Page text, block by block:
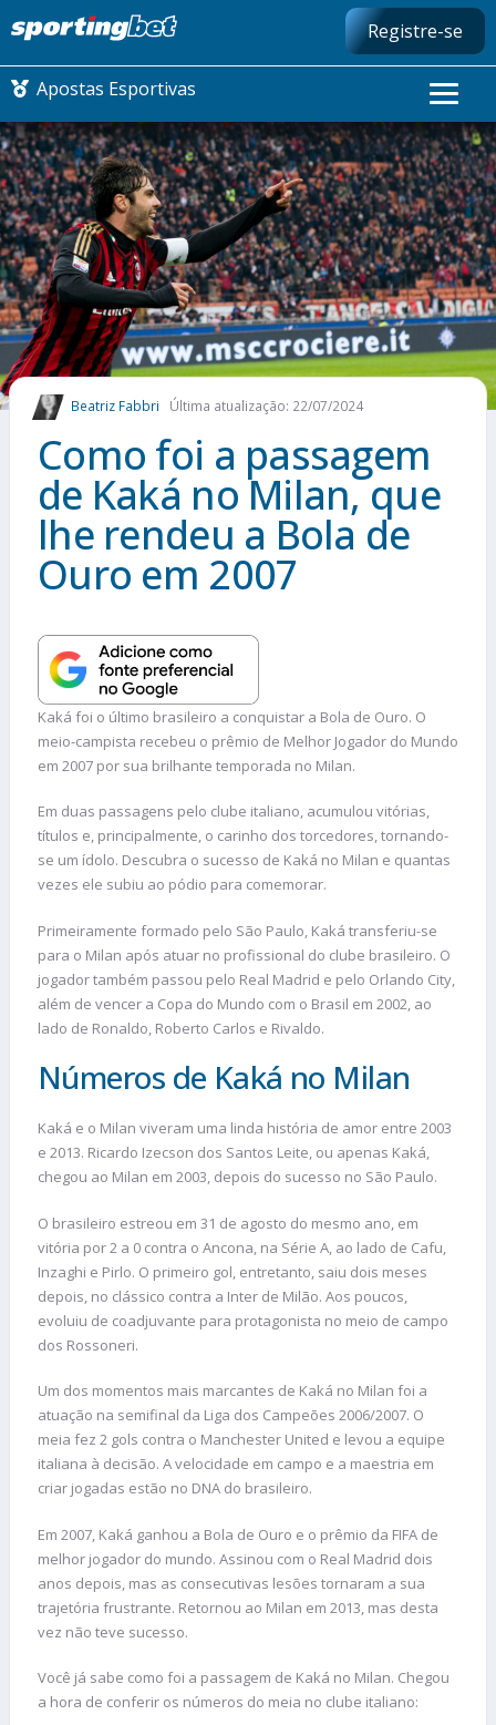
Registre-se
Apostas Esportivas
CONMEBOL LIBERTADORES
FUTEBOL NACIONAL
FUTEBOL INTERNACIONAL
COMO APOSTAR
MAIS ESPORTES
Beatriz Fabbri Última atualização: 22/07/2024
Como foi a passagem
de Kaká no Milan, que
lhe rendeu a Bola de
Ouro em 2007
Kaká foi o último brasileiro a conquistar a Bola de Ouro. O
meio-campista recebeu o prêmio de Melhor Jogador do Mundo
em 2007 por sua brilhante temporada no Milan.
Em duas passagens pelo clube italiano, acumulou vitórias,
títulos e, principalmente, o carinho dos torcedores, tornando-
se um ídolo. Descubra o sucesso de Kaká no Milan e quantas
vezes ele subiu ao pódio para comemorar.
Primeiramente formado pelo São Paulo, Kaká transferiu-se
para o Milan após atuar no profissional do clube brasileiro. O
jogador também passou pelo Real Madrid e pelo Orlando City,
além de vencer a Copa do Mundo com o Brasil em 2002, ao
lado de Ronaldo, Roberto Carlos e Rivaldo.
Números de Kaká no Milan
Kaká e o Milan viveram uma linda história de amor entre 2003
e 2013. Ricardo Izecson dos Santos Leite, ou apenas Kaká,
chegou ao Milan em 2003, depois do sucesso no São Paulo.
O brasileiro estreou em 31 de agosto do mesmo ano, em
vitória por 2 a 0 contra o Ancona, na Série A, ao lado de Cafu,
Inzaghi e Pirlo. O primeiro gol, entretanto, saiu dois meses
depois, no clássico contra a Inter de Milão. Aos poucos,
evoluiu de coadjuvante para protagonista no meio de campo
dos Rossoneri.
Um dos momentos mais marcantes de Kaká no Milan foi a
atuação na semifinal da Liga dos Campeões 2006/2007. O
meia fez 2 gols contra o Manchester United e levou a equipe
italiana à decisão. A velocidade em campo e a maestria em
criar jogadas estão no DNA do brasileiro.
Em 2007, Kaká ganhou a Bola de Ouro e o prêmio da FIFA de
melhor jogador do mundo. Assinou com o Real Madrid dois
anos depois, mas as consecutivas lesões tornaram a sua
trajetória frustrante. Retornou ao Milan em 2013, mas desta
vez não teve sucesso.
Você já sabe como foi a passagem de Kaká no Milan. Chegou
a hora de conferir os números do meia no clube italiano: